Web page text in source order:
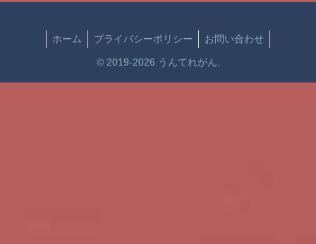
ホーム プライバシーポリシー お問い合わせ
© 2019-2026 うんてれがん.